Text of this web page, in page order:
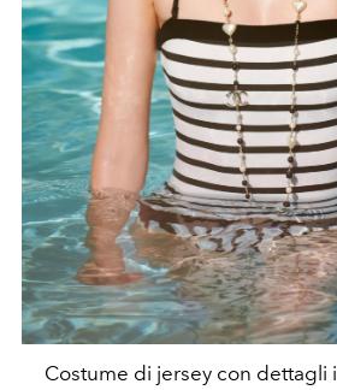
Costume di jersey con dettagli